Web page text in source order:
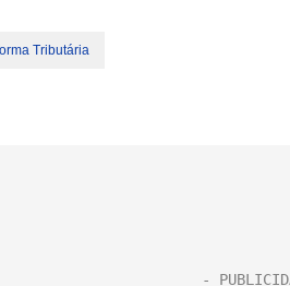
Tributária